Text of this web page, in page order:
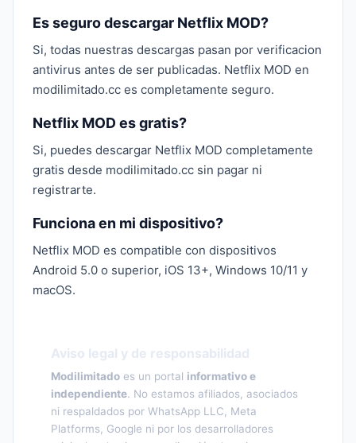
Es seguro descargar Netflix MOD?
Si, todas nuestras descargas pasan por verificacion
antivirus antes de ser publicadas. Netflix MOD en
modilimitado.cc es completamente seguro.
Netflix MOD es gratis?
Si, puedes descargar Netflix MOD completamente
gratis desde modilimitado.cc sin pagar ni
registrarte.
Funciona en mi dispositivo?
Netflix MOD es compatible con dispositivos
Android 5.0 o superior, iOS 13+, Windows 10/11 y
macOS.
Aviso legal y de responsabilidad
Modilimitado es un portal informativo e
independiente. No estamos afiliados, asociados
ni respaldados por WhatsApp LLC, Meta
Platforms, Google ni por los desarrolladores